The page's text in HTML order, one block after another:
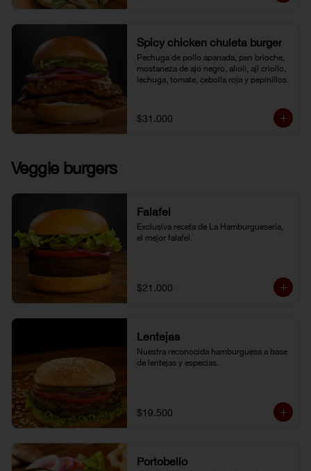
Spicy chicken chuleta burger
Pechuga de pollo apanada, pan brioche,
mostaneza de ajo negro, alioli, ají criollo,
lechuga, tomate, cebolla roja y pepinillos.
$31.000
Veggie burgers
Falafel
Exclusiva receta de La Hamburguesería,
el mejor falafel.
$21.000
Lentejas
Nuestra reconocida hamburguesa a base
de lentejas y especias.
$19.500
Portobello